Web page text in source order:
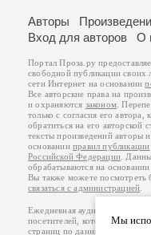
Мы
Авторы
Вход для авторов
О
Портал Проза.ру
свободной публикации своих
сети Интернет на основании
Все авторские права на
и охраняются законом .
только с согласия его
обратиться на его авторской
тексты произведений авторы
основанииправил публикации
Российской Федерации .
обрабатываются на основании
Вы также можете посмотреть
связаться с администрацией
Ежедневная аудитория
посетителей, которые в
страниц по данным счетчика